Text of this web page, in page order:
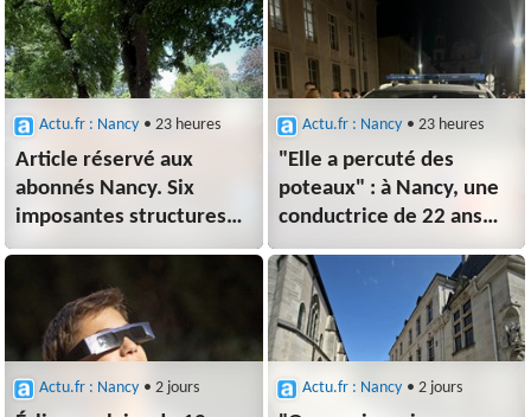
Actu.fr : Nancy • 23 heures
Article réservé aux
abonnés Nancy. Six
imposantes structures
en bois installées au parc
quand vont-elles rester ?
Actu.fr : Nancy • 23 heures
"Elle a percuté des
poteaux" : à Nancy, une
conductrice de 22 ans
prend tous les risques
pour échapper à la police
Actu.fr : Nancy • 2 jours Actu.fr : Nancy • 2 jours